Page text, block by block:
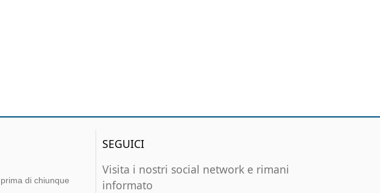
di chiunque
SEGUICI
Visita i nostri social network e rimani
informato